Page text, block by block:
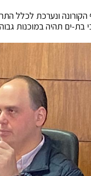
ונערכת לכלל
בת-ים תהיה במוכנות